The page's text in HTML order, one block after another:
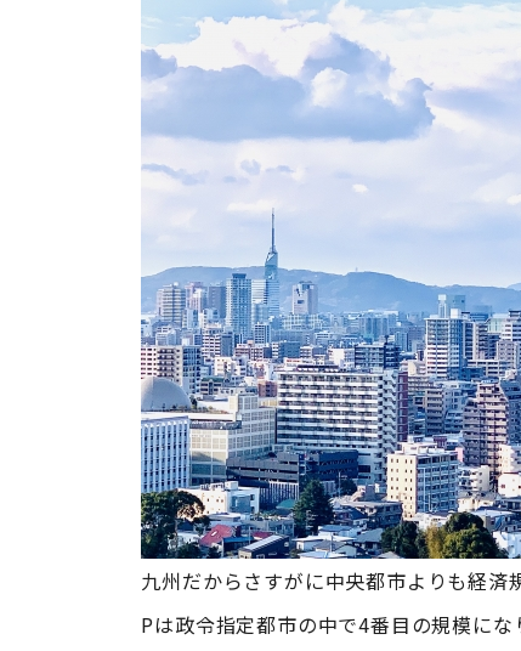
九州だからさすがに中央都市よりも経済
Pは政令指定都市の中で4番目の規模にな